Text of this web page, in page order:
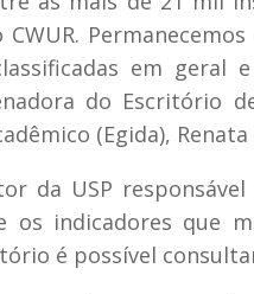
CWUR.
em geral
do Escritório
(Egida),
da USP
os indicadores que
é possível